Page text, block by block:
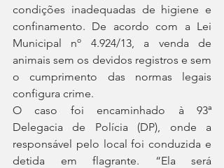
condições inadequadas de higiene e
confinamento. De acordo com a Lei
Municipal nº 4.924/13, a venda de
animais sem os devidos registros e sem
o cumprimento das normas legais
configura crime.
O caso foi encaminhado à 93ª
Delegacia de Polícia (DP), onde a
responsável pelo local foi conduzida e
detida em flagrante. “Ela será